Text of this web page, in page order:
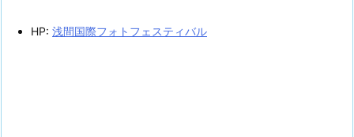
HP: 浅間国際フォトフェスティバル